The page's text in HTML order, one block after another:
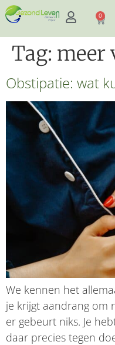
0
Tag: meer
Obstipatie: wat
We kennen het
je krijgt aandrang om
er gebeurt niks. Je
daar precies tegen